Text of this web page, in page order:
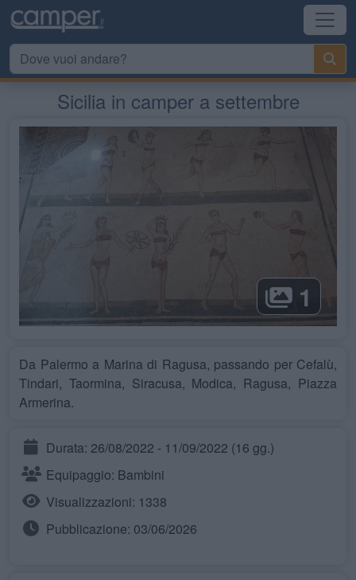
Sicilia in camper a settembre
1
Da Palermo a Marina di Ragusa, passando per Cefalù,
Tindari, Taormina, Siracusa, Modica, Ragusa, Piazza
Armerina.
Durata: 26/08/2022 - 11/09/2022 (16 gg.)
Equipaggio: Bambini
Visualizzazioni: 1338
Pubblicazione: 03/06/2026